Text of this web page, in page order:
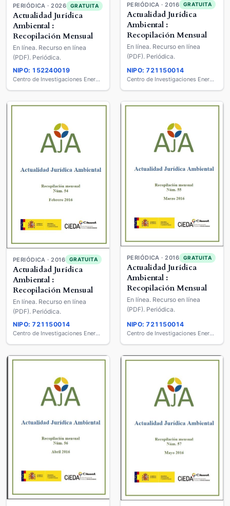
PERIÓDICA · 2026 GRATUITA
Actualidad Jurídica
Ambiental :
Recopilación Mensual
En línea. Recurso en línea
(PDF). Periódica.
NIPO: 152240019
Centro de Investigaciones Energéticas, Medio Ambientales y Tecnológicas (CIEMAT)
PERIÓDICA · 2016 GRATUITA
Actualidad Jurídica
Ambiental :
Recopilación Mensual
En línea. Recurso en línea
(PDF). Periódica.
NIPO: 721150014
Centro de Investigaciones Energéticas, Medio Ambientales y Tecnológicas (CIEMAT)
PERIÓDICA · 2016 GRATUITA
Actualidad Jurídica
Ambiental :
Recopilación Mensual
En línea. Recurso en línea
(PDF). Periódica.
NIPO: 721150014
Centro de Investigaciones Energéticas, Medio Ambientales y Tecnológicas (CIEMAT)
PERIÓDICA · 2016 GRATUITA
Actualidad Jurídica
Ambiental :
Recopilación Mensual
En línea. Recurso en línea
(PDF). Periódica.
NIPO: 721150014
Centro de Investigaciones Energéticas, Medio Ambientales y Tecnológicas (CIEMAT)